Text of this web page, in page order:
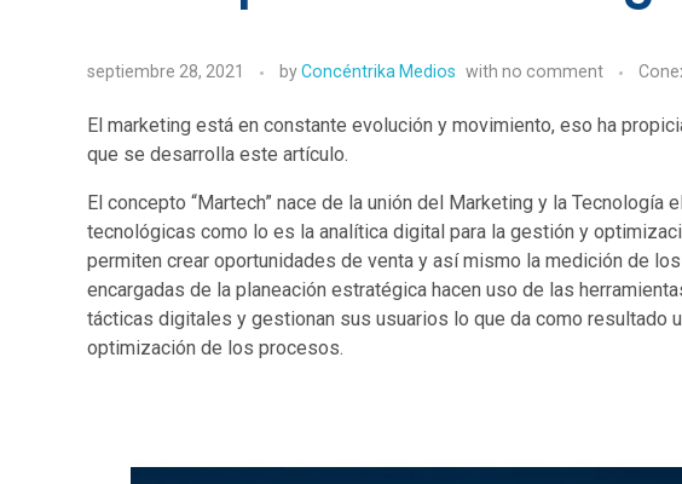
septiembre 28, 2021 byConcéntrika Medios with no comment
El marketing está en constante evolución y movimiento, eso ha
que se desarrolla este artículo.
El concepto “Martech” nace de la unión del Marketing y la
tecnológicas como lo es la analítica digital para la gestión y
permiten crear oportunidades de venta y así mismo la medición de
encargadas de la planeación estratégica hacen uso de las
tácticas digitales y gestionan sus usuarios lo que da como resultado
optimización de los procesos.